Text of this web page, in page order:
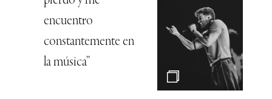
encuentro
constantemente en
la música”